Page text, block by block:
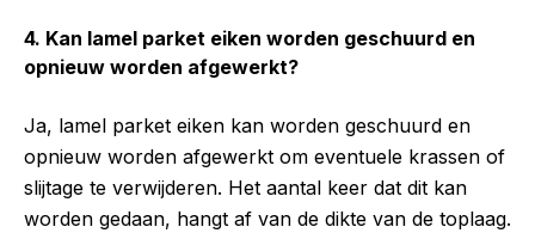
4. Kan lamel parket eiken worden geschuurd en
opnieuw worden afgewerkt?
Ja, lamel parket eiken kan worden geschuurd en
opnieuw worden afgewerkt om eventuele krassen of
slijtage te verwijderen. Het aantal keer dat dit kan
worden gedaan, hangt af van de dikte van de toplaag.